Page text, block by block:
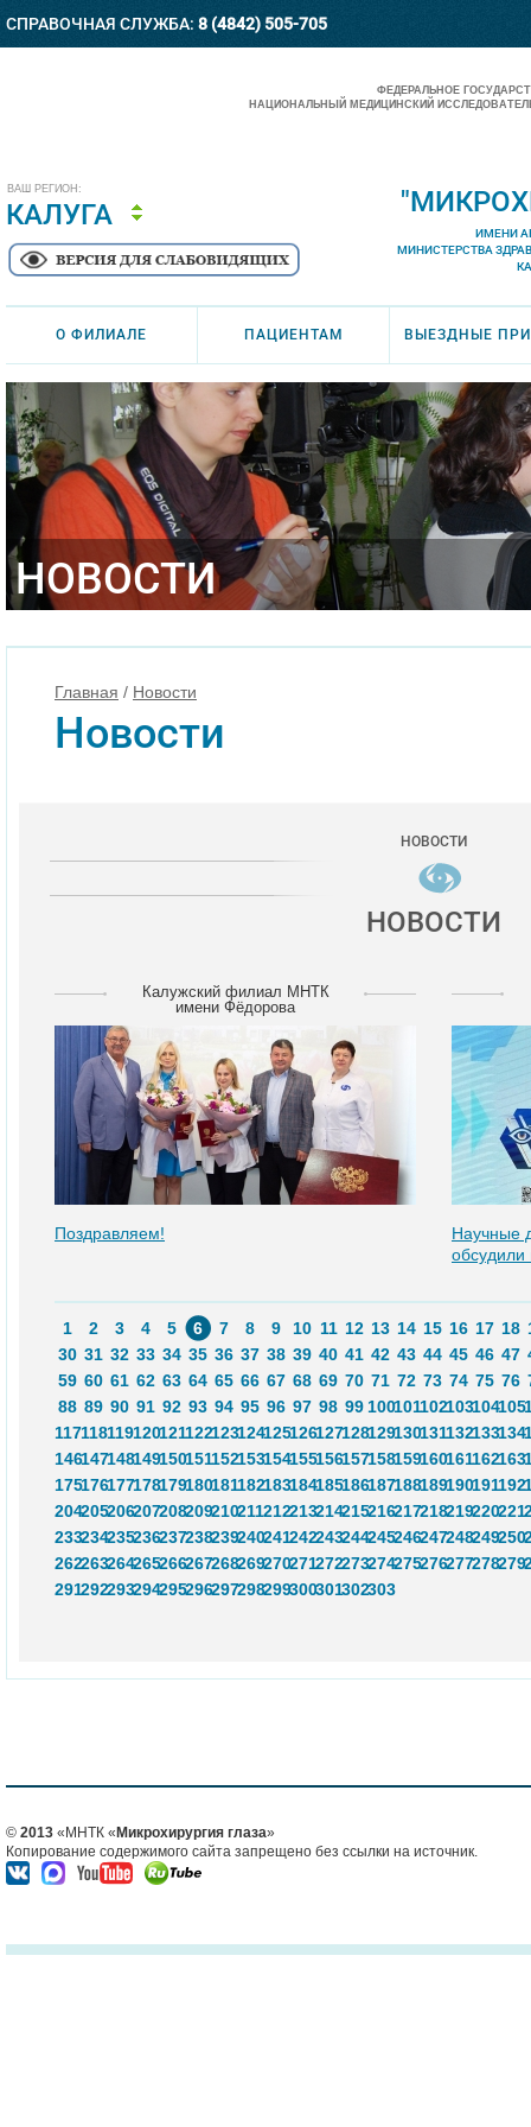
СПРАВОЧНАЯ СЛУЖБА: 8 (4842) 505-705
ВАШ РЕГИОН:
КАЛУГА
ФЕДЕРАЛЬНОЕ
НАЦИОНАЛЬНЫЙ МЕДИЦИНСКИЙ
ИМЕНИ
МИНИСТЕРСТВА
О ФИЛИАЛЕ ПАЦИЕНТАМ ВЫЕЗДНЫЕ
НОВОСТИ
Главная / Новости
Новости
НОВОСТИ
НОВОСТИ
Калужский филиал МНТК
имени Фёдорова
Поздравляем!
Научные
обсудили
1 2 3 4 5 6 7 8 9 10 11 12 13 14 15 16 17 18
30 31 32 33 34 35 36 37 38 39 40 41 42 43 44 45 46 47
59 60 61 62 63 64 65 66 67 68 69 70 71 72 73 74 75 76
88 89 90 91 92 93 94 95 96 97 98 99 100101102103104105
117118119120121122123124125126127128129130131132133134
146147148149150151152153154155156157158159160161162163
175176177178179180181182183184185186187188189190191192
204205206207208209210211212213214215216217218219220221
233234235236237238239240241242243244245246247248249250
262263264265266267268269270271272273274275276277278279
291292293294295296297298299300301302303
© 2013 «МНТК « Микрохирургия глаза»
Копирование содержимого сайта запрещено без ссылки на источник.